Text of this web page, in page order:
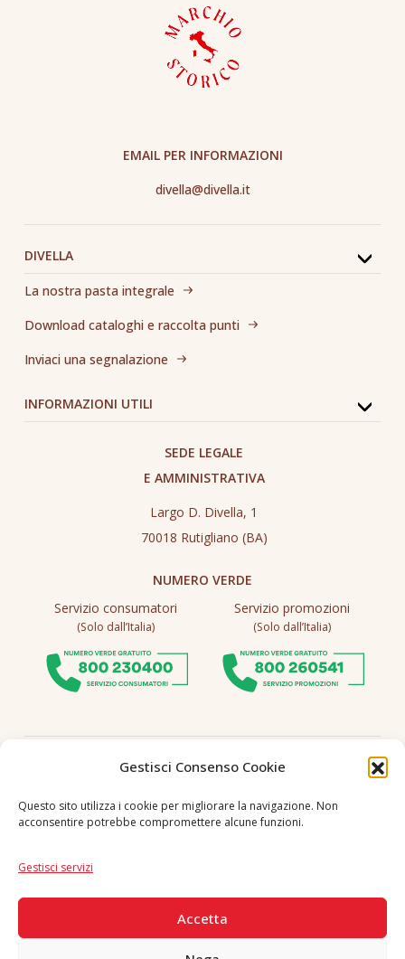
Gestisci Consenso Cookie
Questo sito utilizza i cookie per migliorare la navigazione. Non
acconsentire potrebbe compromettere alcune funzioni.
Gestisci servizi
Accetta
DIVELLA
La nostra pasta integrale
Download cataloghi e raccolta punti
Inviaci una segnalazione
INFORMAZIONI UTILI
EMAIL PER INFORMAZIONI
divella@divella.it
SEDE LEGALE
E AMMINISTRATIVA
Largo D. Divella, 1
70018 Rutigliano (BA)
NUMERO VERDE
Servizio consumatori
(Solo dall’Italia)
Servizio promozioni
(Solo dall’Italia)
Seguici